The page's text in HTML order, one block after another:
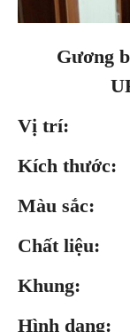
Gương
Vị
Kích thước:
Màu sắc:
Chất liệu:
Khung:
Hình dạng: